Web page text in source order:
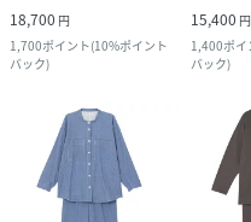
18,700 円
1,700ポイント(10%ポイント
バック)
15,400 円
1,400ポイ
バック)